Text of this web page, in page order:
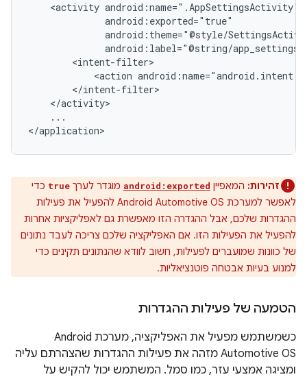
<activity
<action
...
זהירות: המאפיין android:exported מוגדר לערך true כדי
לאפשר למערכת Android Automotive OS להפעיל את פעילות
ההגדרות שלכם, אבל ההגדרה הזו מאפשרת גם לאפליקציות אחרות
להפעיל את הפעילות הזו. אם האפליקציה שלכם צריכה לעבד נתונים
של כוונות שמועברים לפעילות, חשוב לוודא שהנתונים תקינים כדי
למנוע בעיות אבטחה פוטנציאליות.
הטמעה של פעילות ההגדרות
כשמשתמש מפעיל את האפליקציה, מערכת Android
Automotive OS מזהה את פעילות ההגדרות שהצהרתם עליה
ומציגה אמצעי עזר, כמו סמל. המשתמש יכול להקיש על